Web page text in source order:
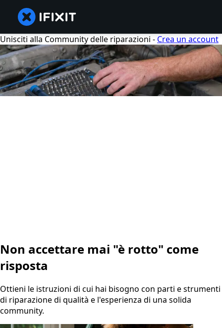
Unisciti alla Community delle riparazioni - Crea un account
Non accettare mai "è rotto" come
risposta
Ottieni le istruzioni di cui hai bisogno con parti e strumenti
di riparazione di qualità e l'esperienza di una solida
community.